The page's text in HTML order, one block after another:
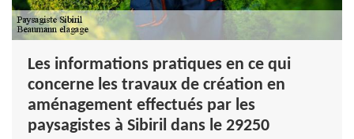
Les informations pratiques en ce qui
concerne les travaux de création en
aménagement effectués par les
paysagistes à Sibiril dans le 29250